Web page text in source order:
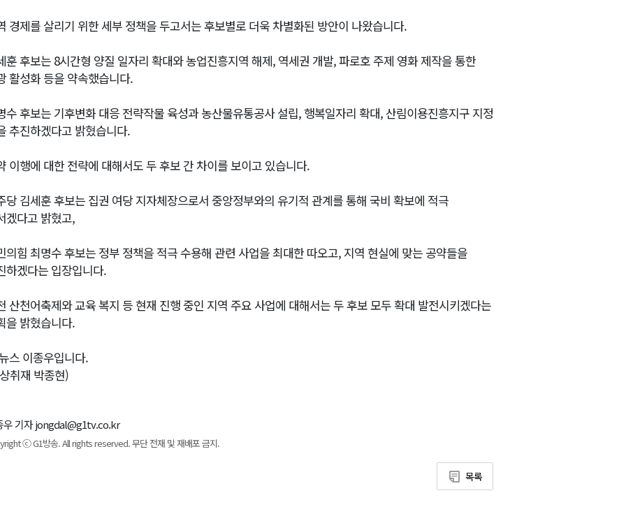
경제를 살리기 위한 세부 정책을 두고서는 후보별로 더욱 차별화된 방안이 나왔습니다.
훈 후보는 8시간형 양질 일자리 확대와 농업진흥지역 해제, 역세권 개발, 파로호 주제 영화 제작을 통한
활성화 등을 약속했습니다.
수 후보는 기후변화 대응 전략작물 육성과 농산물유통공사 설립, 행복일자리 확대, 산림이용진흥지구 지정
추진하겠다고 밝혔습니다.
이행에 대한 전략에 대해서도 두 후보 간 차이를 보이고 있습니다.
당 김세훈 후보는 집권 여당 지자체장으로서 중앙정부와의 유기적 관계를 통해 국비 확보에 적극
겠다고 밝혔고,
의힘 최명수 후보는 정부 정책을 적극 수용해 관련 사업을 최대한 따오고, 지역 현실에 맞는 공약들을
하겠다는 입장입니다.
산천어축제와 교육 복지 등 현재 진행 중인 지역 주요 사업에 대해서는 두 후보 모두 확대 발전시키겠다는
을 밝혔습니다.
스 이종우입니다.
취재 박종현)
우 기자 jongdal@g1tv.co.kr
ⓒ G1방송. All rights reserved. 무단 전재 및 재배포 금지.
목록